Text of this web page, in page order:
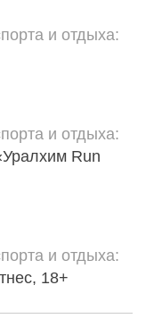
и отдыха
и отдыха
Run
и отдыха
18+